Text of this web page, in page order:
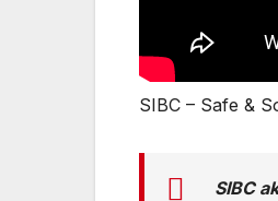
SIBC – Safe &
SIBC